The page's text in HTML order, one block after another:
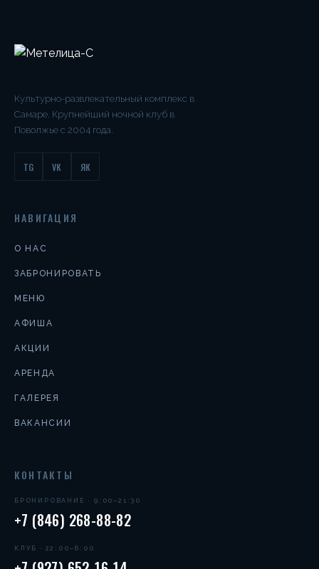
Культурно-развлекательный комплекс в
Самаре. Крупнейший ночной клуб в
Поволжье с 2004 года.
TG VK ЯК
НАВИГАЦИЯ
О НАС
ЗАБРОНИРОВАТЬ
МЕНЮ
АФИША
АКЦИИ
АРЕНДА
ГАЛЕРЕЯ
ВАКАНСИИ
КОНТАКТЫ
БРОНИРОВАНИЕ · 9:00–21:30
+7 (846) 268-88-82
КЛУБ · 22:00–6:00